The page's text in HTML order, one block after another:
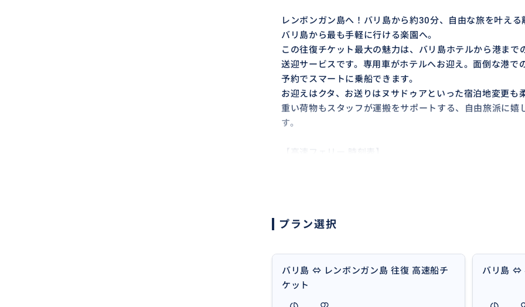
レンボンガン島へ！バリ島から約30分、自由な旅を叶える
バリ島から最も手軽に行ける楽園へ。
この往復チケット最大の魅力は、バリ島ホテルから港まで
送迎サービスです。専用車がホテルへお迎え。面倒な港で
予約でスマートに乗船できます。
お迎えはクタ、お送りはヌサドゥアといった宿泊地変更も
重い荷物もスタッフが運搬をサポートする、自由旅派に嬉
す。
③便 14:30 17:00 17:30
ホテルお迎え スランガン港発 レンボンガン着
④便 07:00 09:00 09:30
プラン選択
バリ島 ⇔ レンボンガン島 往復 高速船チ
ケット
バリ島 ⇔